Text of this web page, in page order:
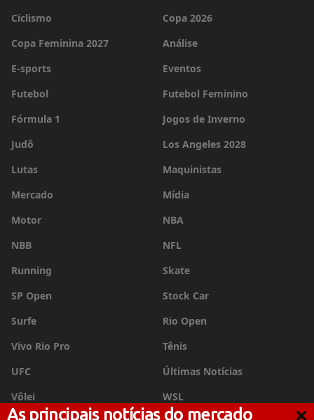
As principais notícias do mercado
Ciclismo
Copa 2026
Copa Feminina 2027
Análise
E-sports
Eventos
Futebol
Futebol Feminino
Fórmula 1
Jogos de Inverno
Judô
Los Angeles 2028
Lutas
Maquinistas
Mercado
Mídia
Motor
NBA
NBB
NFL
Running
Skate
SP Open
Stock Car
Surfe
Rio Open
Vivo Rio Pro
Tênis
UFC
Últimas Notícias
Vôlei
WSL